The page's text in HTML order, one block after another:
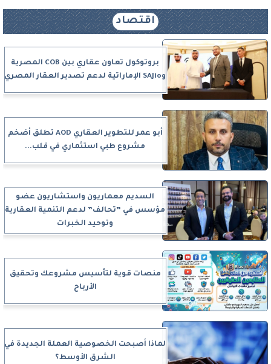
اقتصاد
بروتوكول تعاون عقاري بين COB المصرية
وSAJio الإماراتية لدعم تصدير العقار المصري
أبو عمر للتطوير العقاري AOD تطلق أضخم
مشروع طبي استثماري في قلب...
السديم معماريون واستشاريون عضو
مؤسس في ”تحالف” لدعم التنمية العقارية
وتوحيد الخبرات
منصات قوية لتأسيس مشروعك وتحقيق
الأرباح
لماذا أصبحت الخصوصية العملة الجديدة في
الشرق الأوسط؟